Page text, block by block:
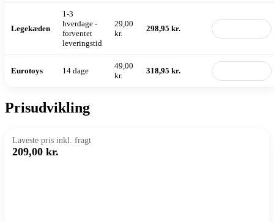
Legekæden
1-3
hverdage -
forventet
leveringstid
29,00
kr.
298,95 kr.
Eurotoys 14 dage
49,00
kr.
318,95 kr.
Prisudvikling
Laveste pris inkl. fragt
209,00 kr.